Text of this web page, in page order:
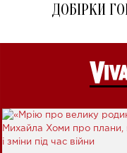
ДОБІРКИ